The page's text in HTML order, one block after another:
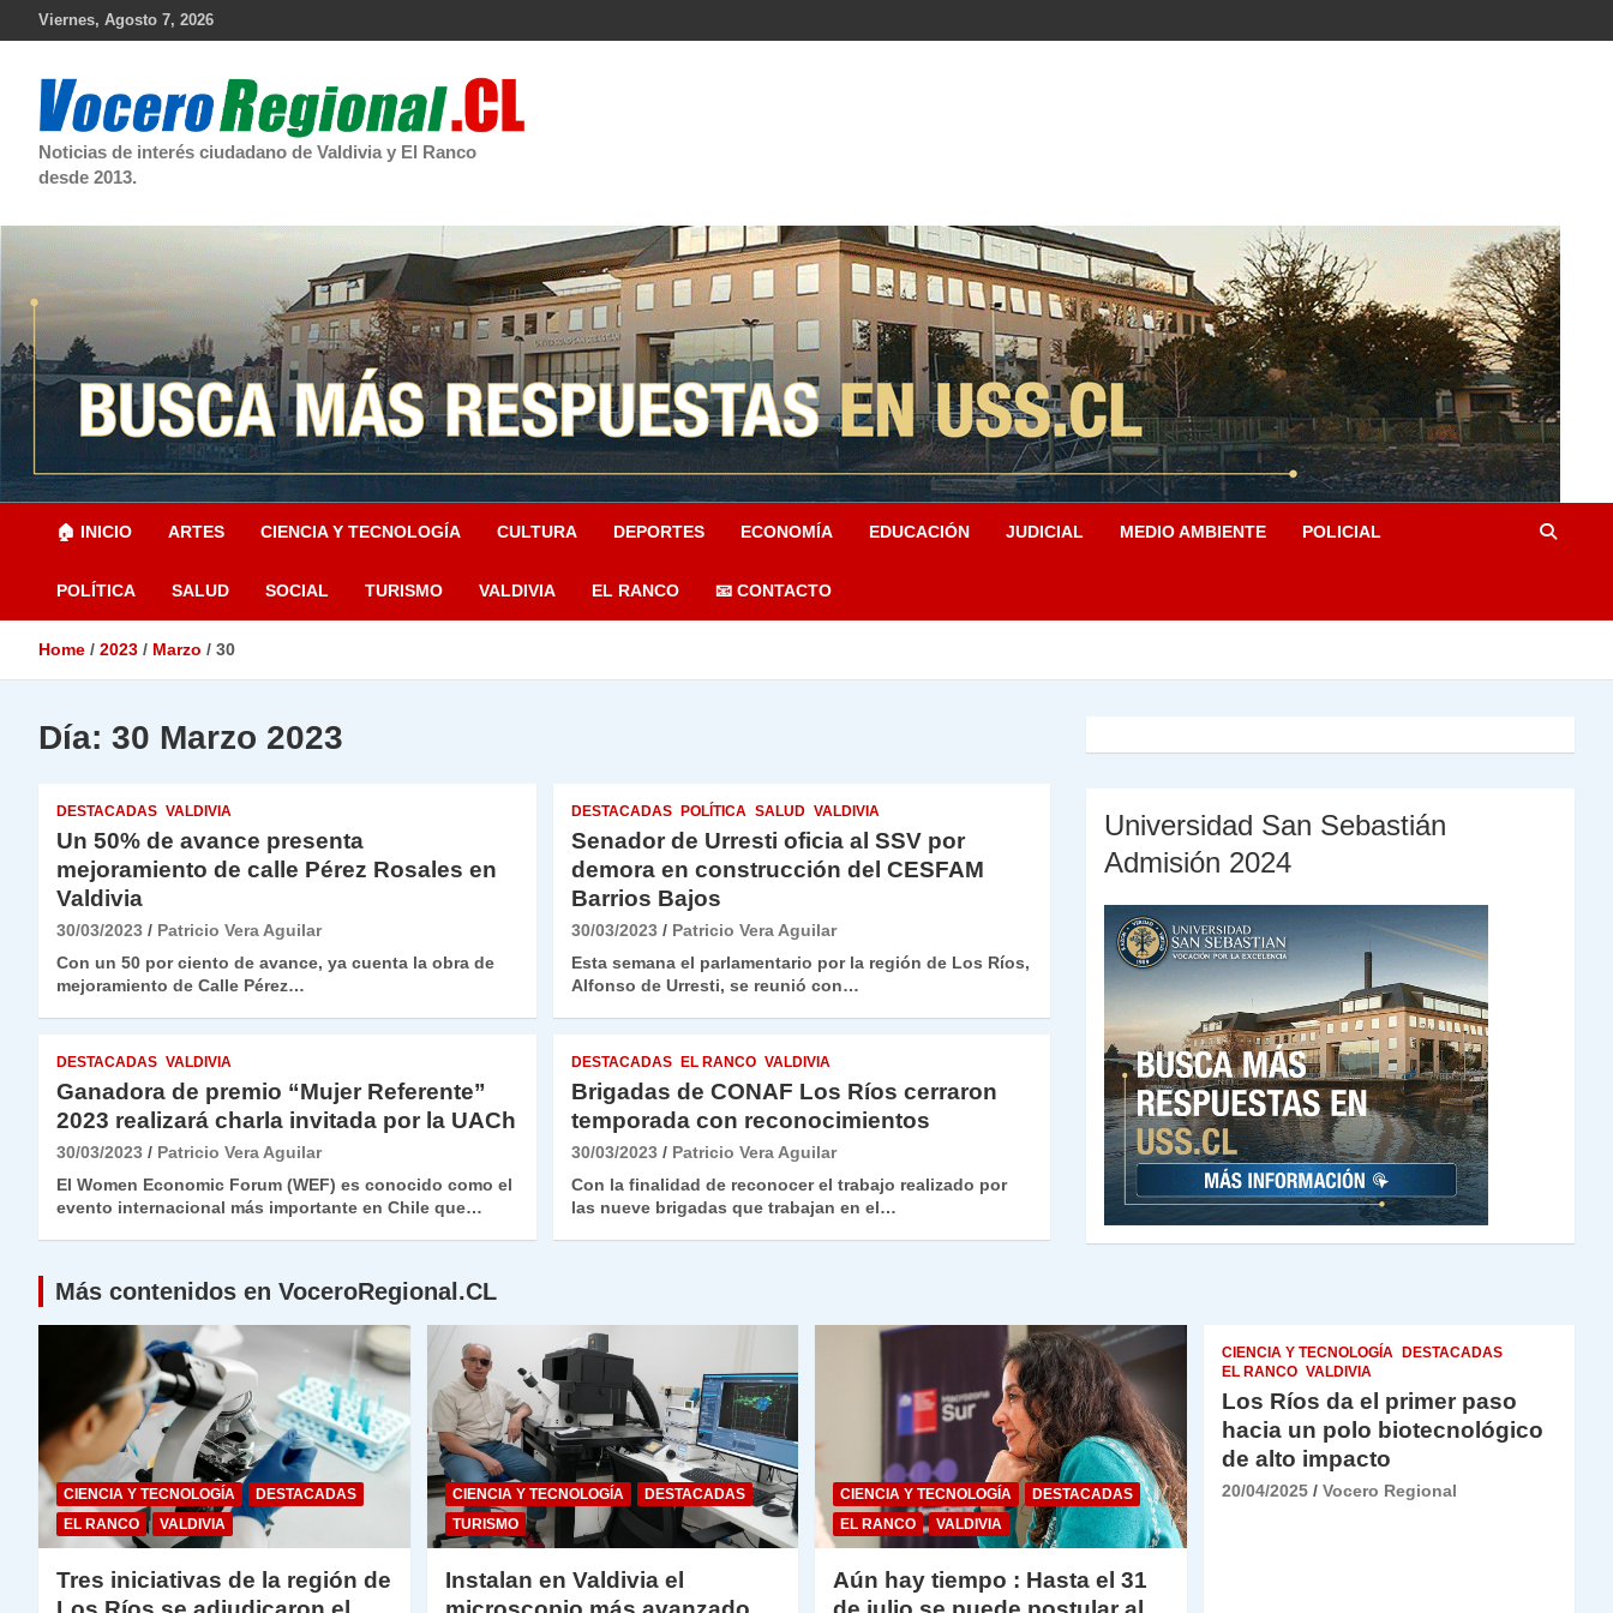
Viernes, Agosto 7, 2026
Noticias de interés ciudadano de Valdivia y El Ranco
desde 2013.
🏠 INICIO ARTES CIENCIA Y TECNOLOGÍA CULTURA DEPORTES ECONOMÍA EDUCACIÓN JUDICIAL MEDIO AMBIENTE POLICIAL
POLÍTICA SALUD SOCIAL TURISMO VALDIVIA EL RANCO 📧 CONTACTO
Home 2023 Marzo 30
Día: 30 Marzo 2023
DESTACADAS VALDIVIA
Un 50% de avance presenta
mejoramiento de calle Pérez Rosales en
Valdivia
30/03/2023
Patricio Vera Aguilar
Con un 50 por ciento de avance, ya cuenta la obra de
mejoramiento de Calle Pérez…
DESTACADAS POLÍTICA SALUD VALDIVIA
Senador de Urresti oficia al SSV por
demora en construcción del CESFAM
Barrios Bajos
30/03/2023
Patricio Vera Aguilar
Esta semana el parlamentario por la región de Los Ríos,
Alfonso de Urresti, se reunió con…
DESTACADAS VALDIVIA
Ganadora de premio “Mujer Referente”
2023 realizará charla invitada por la UACh
30/03/2023
Patricio Vera Aguilar
El Women Economic Forum (WEF) es conocido como el
evento internacional más importante en Chile que…
DESTACADAS EL RANCO VALDIVIA
Brigadas de CONAF Los Ríos cerraron
temporada con reconocimientos
30/03/2023
Patricio Vera Aguilar
Con la finalidad de reconocer el trabajo realizado por
las nueve brigadas que trabajan en el…
Universidad San Sebastián
Admisión 2024
Más contenidos en VoceroRegional.CL
CIENCIA Y TECNOLOGÍA
DESTACADAS
EL RANCO
VALDIVIA
Tres iniciativas de la región de
CIENCIA Y TECNOLOGÍA
DESTACADAS
TURISMO
Instalan en Valdivia el
CIENCIA Y TECNOLOGÍA
DESTACADAS
EL RANCO
VALDIVIA
Aún hay tiempo : Hasta el 31
CIENCIA Y TECNOLOGÍA
DESTACADAS
EL RANCO VALDIVIA
Los Ríos da el primer paso
hacia un polo biotecnológico
de alto impacto
20/04/2025 Vocero Regional